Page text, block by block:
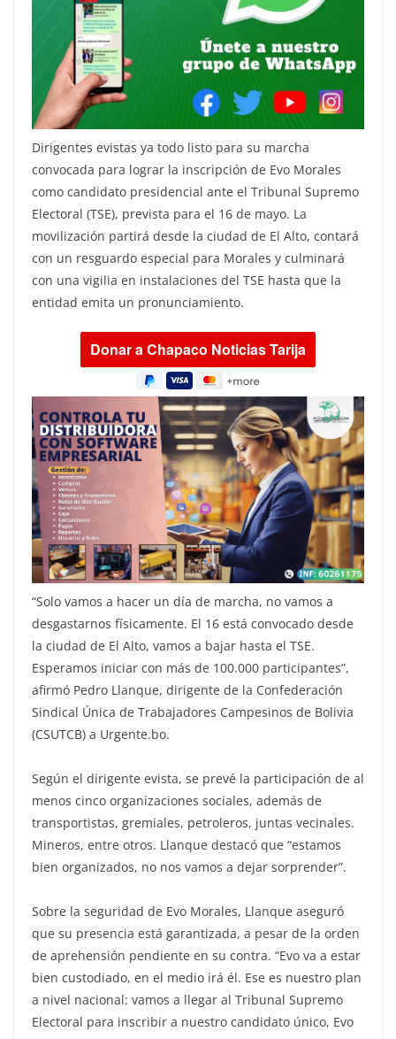
Dirigentes evistas ya todo listo para su marcha
convocada para lograr la inscripción de Evo Morales
como candidato presidencial ante el Tribunal Supremo
Electoral (TSE), prevista para el 16 de mayo. La
movilización partirá desde la ciudad de El Alto, contará
con un resguardo especial para Morales y culminará
con una vigilia en instalaciones del TSE hasta que la
entidad emita un pronunciamiento.
“Solo vamos a hacer un día de marcha, no vamos a
desgastarnos físicamente. El 16 está convocado desde
la ciudad de El Alto, vamos a bajar hasta el TSE.
Esperamos iniciar con más de 100.000 participantes”,
afirmó Pedro Llanque, dirigente de la Confederación
Sindical Única de Trabajadores Campesinos de Bolivia
(CSUTCB) a Urgente.bo.
Según el dirigente evista, se prevé la participación de al
menos cinco organizaciones sociales, además de
transportistas, gremiales, petroleros, juntas vecinales.
Mineros, entre otros. Llanque destacó que “estamos
bien organizados, no nos vamos a dejar sorprender”.
Sobre la seguridad de Evo Morales, Llanque aseguró
que su presencia está garantizada, a pesar de la orden
de aprehensión pendiente en su contra. “Evo va a estar
bien custodiado, en el medio irá él. Ese es nuestro plan
a nivel nacional: vamos a llegar al Tribunal Supremo
Electoral para inscribir a nuestro candidato único, Evo